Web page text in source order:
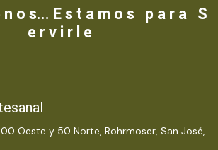
n o s... E s t a m o s p a r a S
e r v i r l e
Oeste y 50 Norte, Rohrmoser, San José,